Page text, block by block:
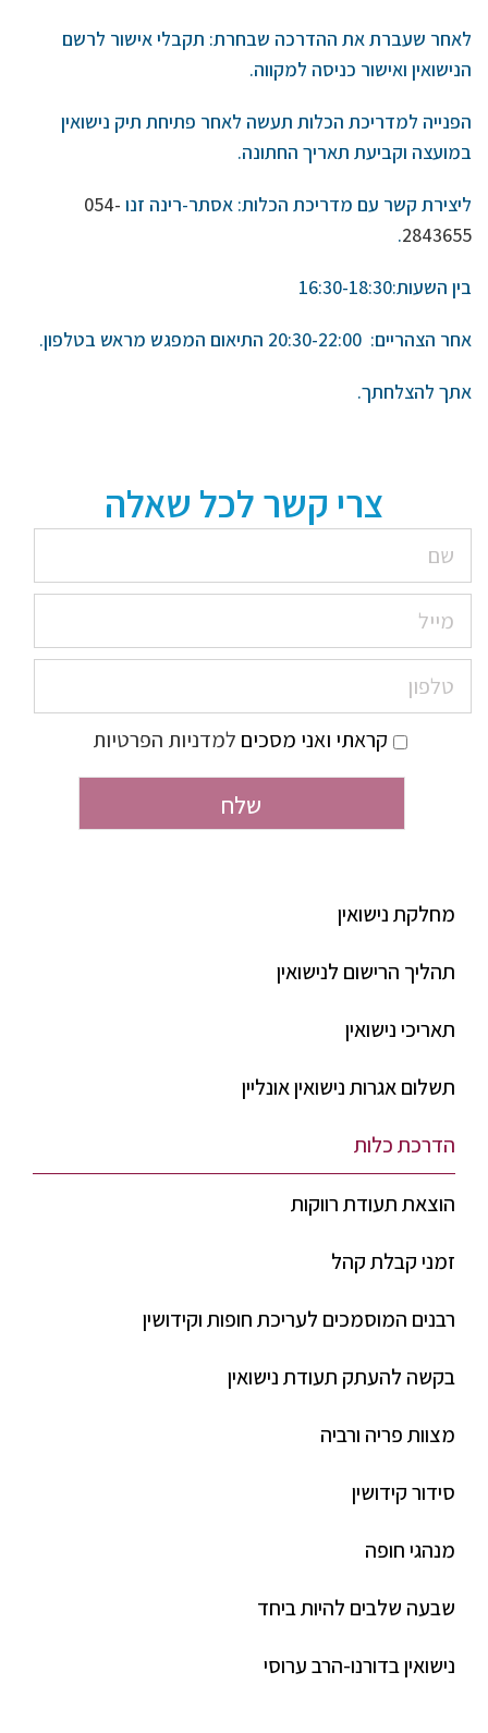
לאחר שעברת את ההדרכה שבחרת: תקבלי אישור לרשם
הנישואין ואישור כניסה למקווה.
הפנייה למדריכת הכלות תעשה לאחר פתיחת תיק נישואין
במועצה וקביעת תאריך החתונה.
ליצירת קשר עם מדריכת הכלות: אסתר-רינה זנו 054-
2843655
.
בין השעות:16:30-18:30
אחר הצהריים: 20:30-22:00 התיאום המפגש מראש בטלפון.
אתך להצלחתך.
צרי קשר לכל שאלה
קראתי ואני מסכים למדניות הפרטיות
מחלקת נישואין
תהליך הרישום לנישואין
תאריכי נישואין
תשלום אגרות נישואין אונליין
הדרכת כלות
הוצאת תעודת רווקות
זמני קבלת קהל
רבנים המוסמכים לעריכת חופות וקידושין
בקשה להעתק תעודת נישואין
מצוות פריה ורביה
סידור קידושין
מנהגי חופה
שבעה שלבים להיות ביחד
נישואין בדורנו-הרב ערוסי